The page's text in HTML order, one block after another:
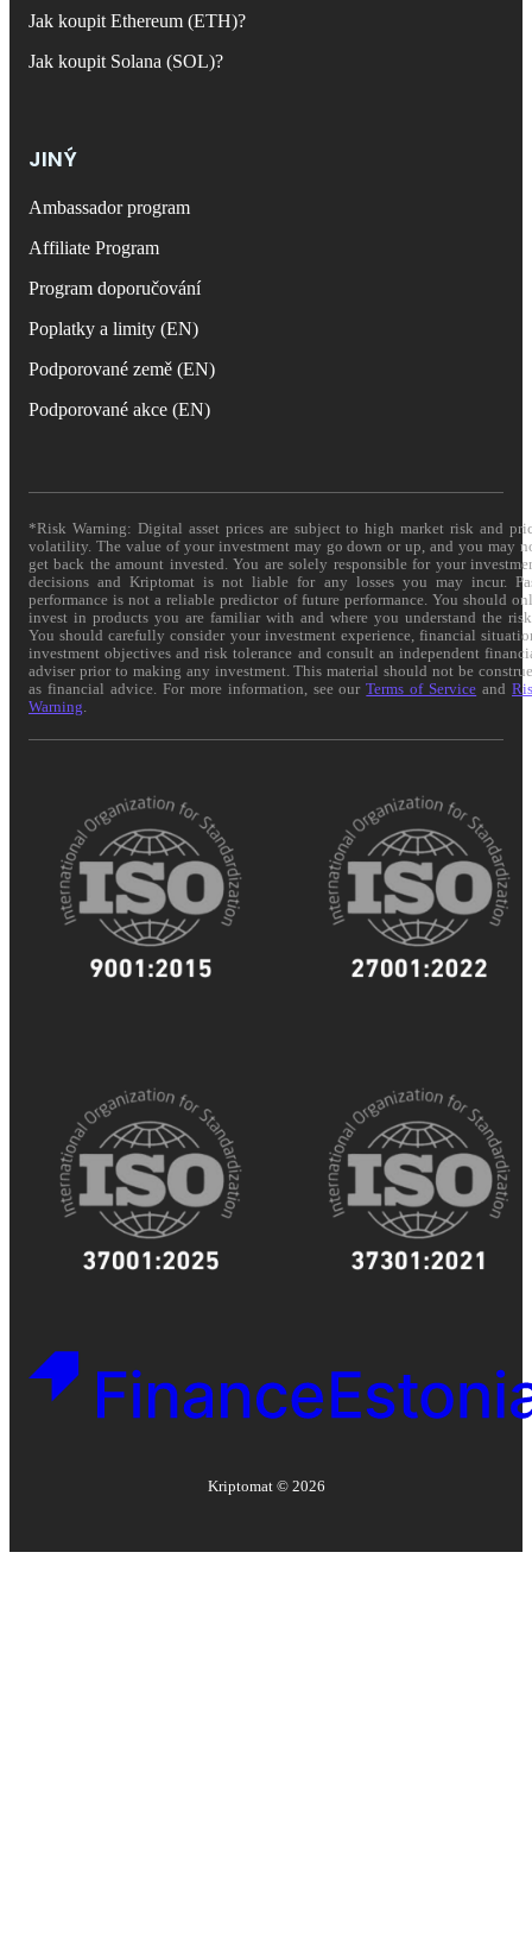
Jak koupit Ethereum (ETH)?
Jak koupit Solana (SOL)?
JINÝ
Ambassador program
Affiliate Program
Program doporučování
Poplatky a limity (EN)
Podporované země (EN)
Podporované akce (EN)
*Risk Warning: Digital asset prices are subject to high market risk and
volatility. The value of your investment may go down or up, and you may
get back the amount invested. You are solely responsible for your
decisions and Kriptomat is not liable for any losses you may incur.
performance is not a reliable predictor of future performance. You should
invest in products you are familiar with and where you understand the
You should carefully consider your investment experience, financial
investment objectives and risk tolerance and consult an independent
adviser prior to making any investment. This material should not be
as financial advice. For more information, see ourTerms of Service and
Warning
Kriptomat © 2026